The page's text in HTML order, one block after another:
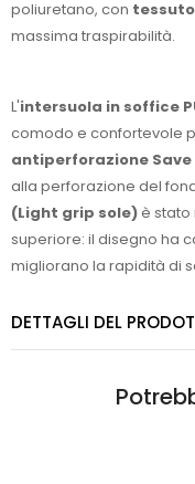
poliuretano, con
massima traspirabilità.
L'intersuola in soffice
comodo e confortevole
antiperforazione Save
alla perforazione del
(Light grip sole)è stato
superiore: il disegno ha
migliorano la rapidità di
DETTAGLI DEL